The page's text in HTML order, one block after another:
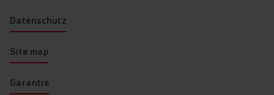
Datenschutz
Site map
Garantie